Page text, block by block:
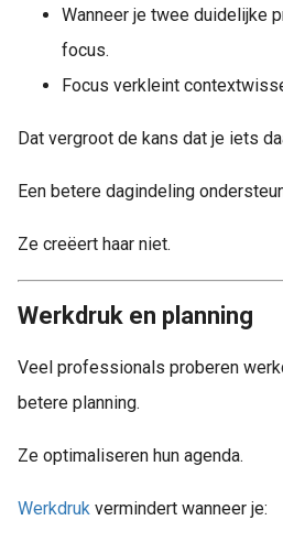
Wanneer je twee duidelijke
focus.
Focus verkleint
Dat vergroot de kans dat je iets
Een betere dagindeling
Ze creëert haar niet.
Werkdruk en planning
Veel professionals proberen
betere planning.
Ze optimaliseren hun agenda.
Werkdruk vermindert wanneer je: